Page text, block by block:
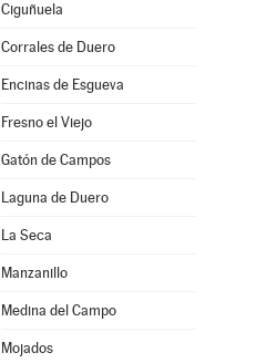
Ciguñuela
Corrales de Duero
Encinas de Esgueva
Fresno el Viejo
Gatón de Campos
Laguna de Duero
La Seca
Manzanillo
Medina del Campo
Mojados